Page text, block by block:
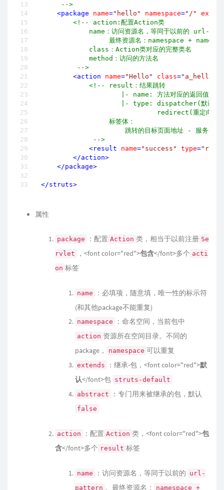
     -->
<package name="hello" namespace="/"
<!-- action:配置Action类
name：访问资源名，等同于以前的 url-
                 最终资源名：namespace + name
            class：Action类对应的完整类名
            method：访问的方法名
         -->
<action name="Hello" class=
<!-- result：结果跳转
                    |- name: 方法对应的返回值
|- type: dispatcher(默认)
                             redirect(重定向)
                 标签体：
跳转的目标页面地址 - 服务器端
             -->
<result name="success" type=
</action>
</package>
</struts>
属性
package ：配置 Action 类，相当于以前注册 Se
rvlet
，<font color="red">包含</font>多个 acti
on 标签
name
：必填项，随意填，唯一性的标示符
(和其他package不能重复)
namespace ：命名空间，当前包中
action 资源所在空间目录。不同的
package，
namespace 可以重复
extends ：继承-包，<font color="red">默
认</font>包 struts-default
abstract
：专门用来被继承的包，默认
false
action ：配置 Action 类，<font color="red">包
含</font>多个 result 标签
name ：访问资源名，等同于以前的 url-
pattern 。最终资源名： namespace +